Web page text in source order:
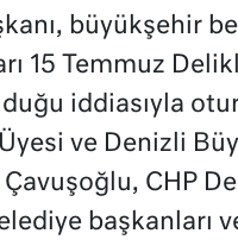
büyükşehir
15 Temmuz
iddiasıyla
ve Denizli
CHP
başkanları